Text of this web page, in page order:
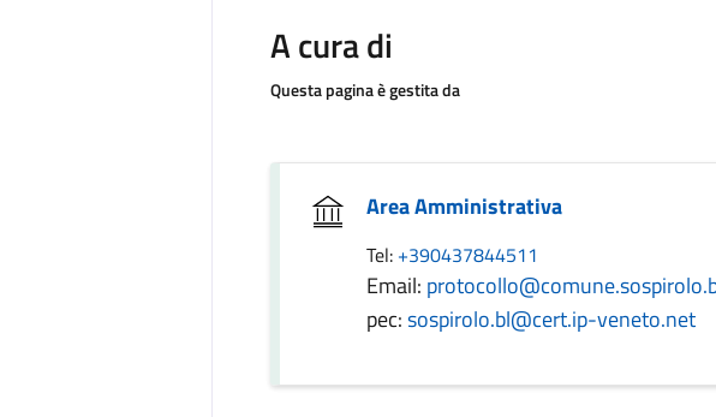
A cura di
Questa pagina è gestita da
Area Amministrativa
Tel: +390437844511
Email:
pec:sospirolo.bl@cert.ip-veneto.net